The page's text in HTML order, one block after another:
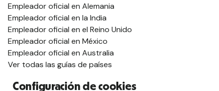
Empleador oficial en Alemania
Empleador oficial en la India
Empleador oficial en el Reino Unido
Empleador oficial en México
Empleador oficial en Australia
Ver todas las guías de países
Configuración de cookies